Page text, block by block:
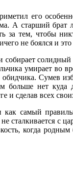
его
А старший брат
за тем, чтобы
не боялся и
умирает во
Сумев
больше нет
и сделав всех
самый
с
когда родным